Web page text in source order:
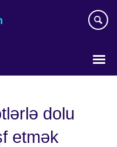
dolu
etmək